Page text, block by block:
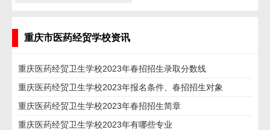
重庆市医药经贸学校资讯
重庆医药经贸卫生学校2023年春招招生录取分数线
重庆医药经贸卫生学校2023年报名条件、春招招生对象
重庆医药经贸卫生学校2023年春招招生简章
重庆医药经贸卫生学校2023年有哪些专业